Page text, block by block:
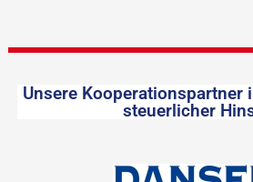
Unsere Kooperationspartner
steuerlicher